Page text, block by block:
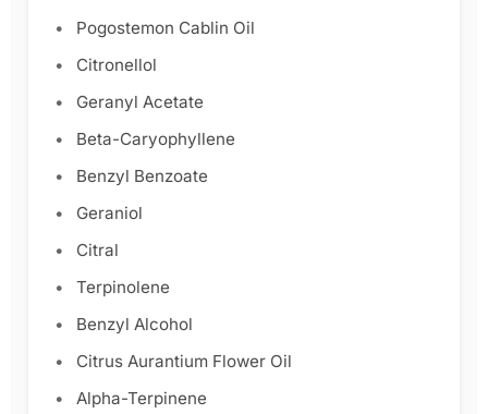
Pogostemon Cablin Oil
Citronellol
Geranyl Acetate
Beta-Caryophyllene
Benzyl Benzoate
Geraniol
Citral
Terpinolene
Benzyl Alcohol
Citrus Aurantium Flower Oil
Alpha-Terpinene